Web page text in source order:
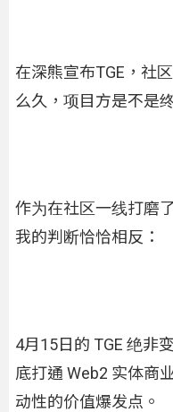
在深熊宣布TGE，社
么久，项目方是不是
作为在社区一线打磨
我的判断恰恰相反：
4月15日的 TGE 绝非
底打通 Web2 实体商
动性的价值爆发点。